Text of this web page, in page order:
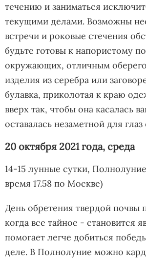
течению и заниматься
текущими делами. Возможны
встречи и роковые стечения
будьте готовы к напористому
окружающих, отличным
изделия из серебра или
булавка, приколотая к краю
вверх так, чтобы она касалась
оставалась незаметной для
20 октября 2021 года, среда
14-15 лунные сутки,
время 17.58 по Москве)
День обретения твердой почвы
когда все тайное - становится
помогает легче добиться
деле. В Полнолуние можно